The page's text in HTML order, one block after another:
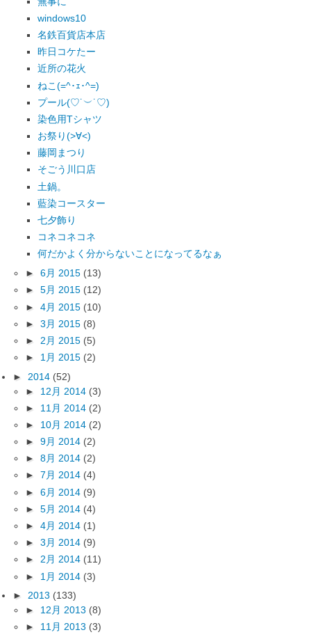
windows10
名鉄百貨店本店
昨日コケたー
近所の花火
ねこ(=^･ｪ･^=)
プール(♡˙︶˙♡)
染色用Tシャツ
お祭り(>∀<)
藤岡まつり
そごう川口店
土鍋。
藍染コースター
七夕飾り
コネコネコネ
何だかよく分からないことになってるなぁ
► 6月 2015 (13)
► 5月 2015 (12)
► 4月 2015 (10)
► 3月 2015 (8)
► 2月 2015 (5)
► 1月 2015 (2)
► 2014 (52)
► 12月 2014 (3)
► 11月 2014 (2)
► 10月 2014 (2)
► 9月 2014 (2)
► 8月 2014 (2)
► 7月 2014 (4)
► 6月 2014 (9)
► 5月 2014 (4)
► 4月 2014 (1)
► 3月 2014 (9)
► 2月 2014 (11)
► 1月 2014 (3)
► 2013 (133)
► 12月 2013 (8)
► 11月 2013 (3)